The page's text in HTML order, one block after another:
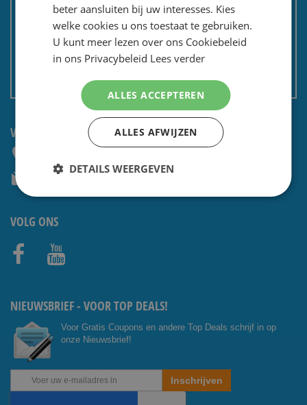
Nieuwsbrief
Privacy en security
Algemene voorwaarden
Non EU: Belasting / douane
VRAGEN? NEEM CONTACT OP:
service@shavesavings.com
VOLG ONS
NIEUWSBRIEF - VOOR TOP DEALS!
Voor Gratis Coupons en andere Top Deals schrijf in op
onze Nieuwsbrief!
Abonneer
Inschrijven
beter aansluiten bij uw interesses. Kies
welke cookies u ons toestaat te gebruiken.
U kunt meer lezen over ons Cookiebeleid
in ons Privacybeleid Lees verder
ALLES ACCEPTEREN
ALLES AFWIJZEN
DETAILS WEERGEVEN